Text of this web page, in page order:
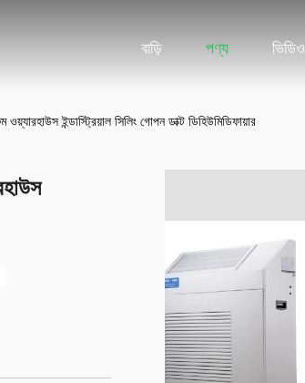
বাড়ি পণ্য ভিডিও
ইন্ডাস্ট্রিয়াল সিলিং গোপন ডাক্ট ডিহিউমিডিফায়ার